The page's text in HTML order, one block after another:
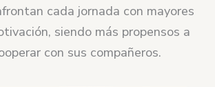
cada jornada con mayores
siendo más propensos a
con sus compañeros.